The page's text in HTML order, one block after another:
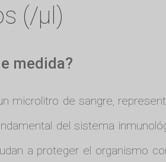
(/µl)
medida?
microlitro de sangre,
del sistema
a proteger el organismo